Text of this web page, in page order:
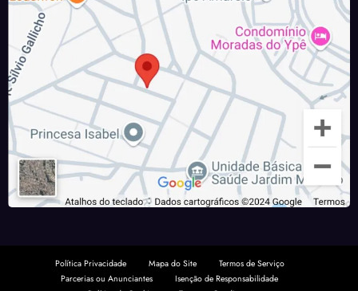
Política Privacidade Mapa do Site
Termos de Serviço
Parcerias ou Anunciantes
Isenção de Responsabilidade